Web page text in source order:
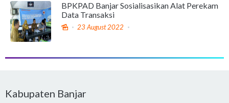
BPKPAD Banjar Sosialisasikan Alat Perekam
Data Transaksi
23 August 2022
Kabupaten Banjar